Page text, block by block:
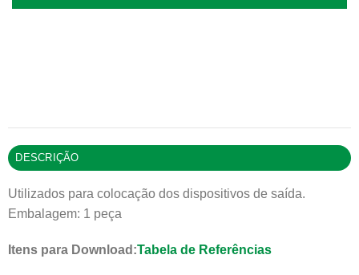
DESCRIÇÃO
Utilizados para colocação dos dispositivos de saída.
Embalagem: 1 peça
Itens para Download:Tabela de Referências